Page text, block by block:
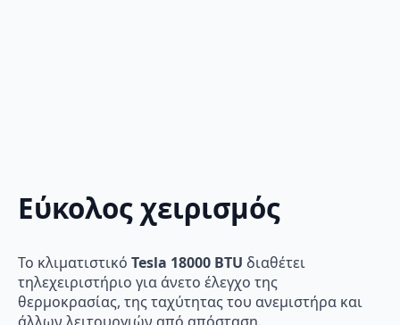
Εύκολος χειρισμός
Το κλιματιστικό Tesla 18000 BTU διαθέτει
τηλεχειριστήριο για άνετο έλεγχο της
θερμοκρασίας, της ταχύτητας του ανεμιστήρα και